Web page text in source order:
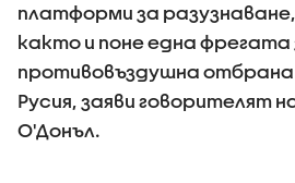
платформи за
както и поне една фрегата
противовъздушна
Русия, заяви говорителят
О'Донъл.